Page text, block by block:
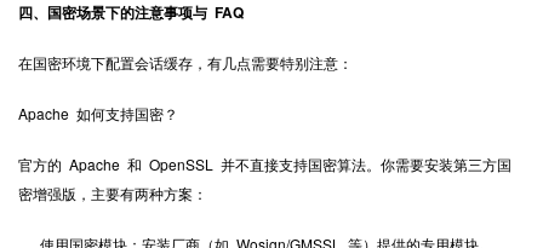
四、国密场景下的注意事项与 FAQ
在国密环境下配置会话缓存，有几点需要特别注意：
Apache 如何支持国密？
官方的 Apache 和 OpenSSL 并不直接支持国密算法。你需要安装第三方国
密增强版，主要有两种方案：
使用国密模块：安装厂商（如 Wosign/GMSSL 等）提供的专用模块。